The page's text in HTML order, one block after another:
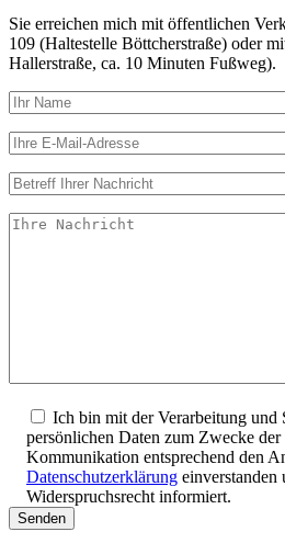
Sie erreichen mich mit öffentlichen
109 (Haltestelle Böttcherstraße) oder
Hallerstraße, ca. 10 Minuten Fußweg).
Ich bin mit der Verarbeitung und
persönlichen Daten zum Zwecke
Kommunikation entsprechend den
Datenschutzerklärung einverstanden
Widerspruchsrecht informiert.